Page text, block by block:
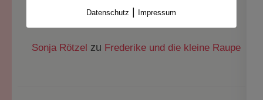
Sonja Rötzel zu Frederike und die kleine Raupe
Datenschutz | Impressum